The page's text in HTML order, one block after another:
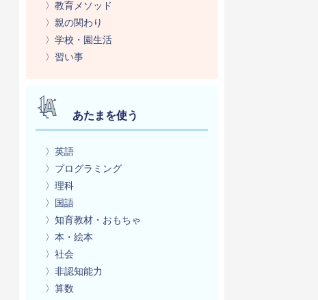
〉教育メソッド
〉親の関わり
〉学校・園生活
〉習い事
あたまを使う
〉英語
〉プログラミング
〉理科
〉国語
〉知育教材・おもちゃ
〉本・絵本
〉社会
〉非認知能力
〉算数